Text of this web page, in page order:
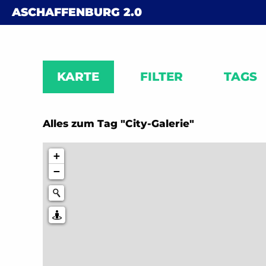
Skip to content
ASCHAFFENBURG 2.0
KARTE FILTER TAGS
Alles zum Tag "City-Galerie"
+
−